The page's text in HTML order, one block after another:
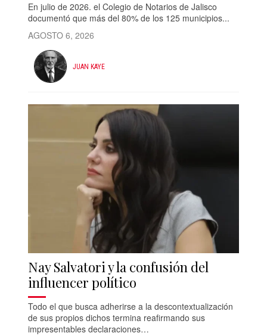
En julio de 2026. el Colegio de Notarios de Jalisco
documentó que más del 80% de los 125 municipios...
AGOSTO 6, 2026
JUAN KAYE
Nay Salvatori y la confusión del
influencer político
Todo el que busca adherirse a la descontextualización
de sus propios dichos termina reafirmando sus
impresentables declaraciones…